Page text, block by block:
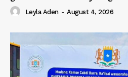
Leyla Aden - August 4, 2026